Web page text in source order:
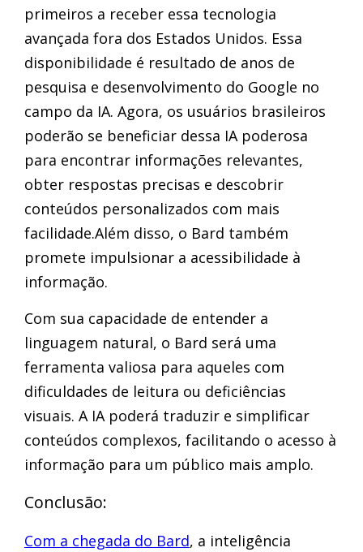
primeiros a receber essa tecnologia
avançada fora dos Estados Unidos. Essa
disponibilidade é resultado de anos de
pesquisa e desenvolvimento do Google no
campo da IA. Agora, os usuários brasileiros
poderão se beneficiar dessa IA poderosa
para encontrar informações relevantes,
obter respostas precisas e descobrir
conteúdos personalizados com mais
facilidade.Além disso, o Bard também
promete impulsionar a acessibilidade à
informação.
Com sua capacidade de entender a
linguagem natural, o Bard será uma
ferramenta valiosa para aqueles com
dificuldades de leitura ou deficiências
visuais. A IA poderá traduzir e simplificar
conteúdos complexos, facilitando o acesso à
informação para um público mais amplo.
Conclusão:
Com a chegada do Bard, a inteligência